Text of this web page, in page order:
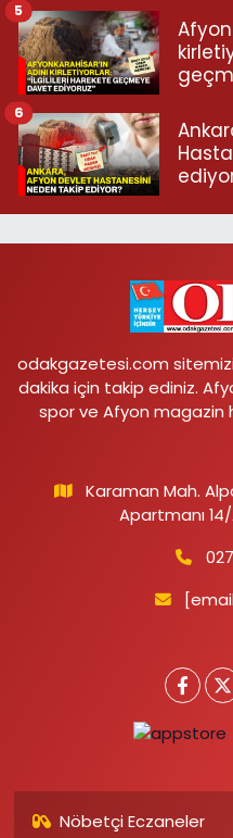
5
6
odakgazetesi.com
dakika için takip ediniz.
spor ve Afyon magazin
Karaman Mah.
Apartmanı
Nöbetçi Eczaneler